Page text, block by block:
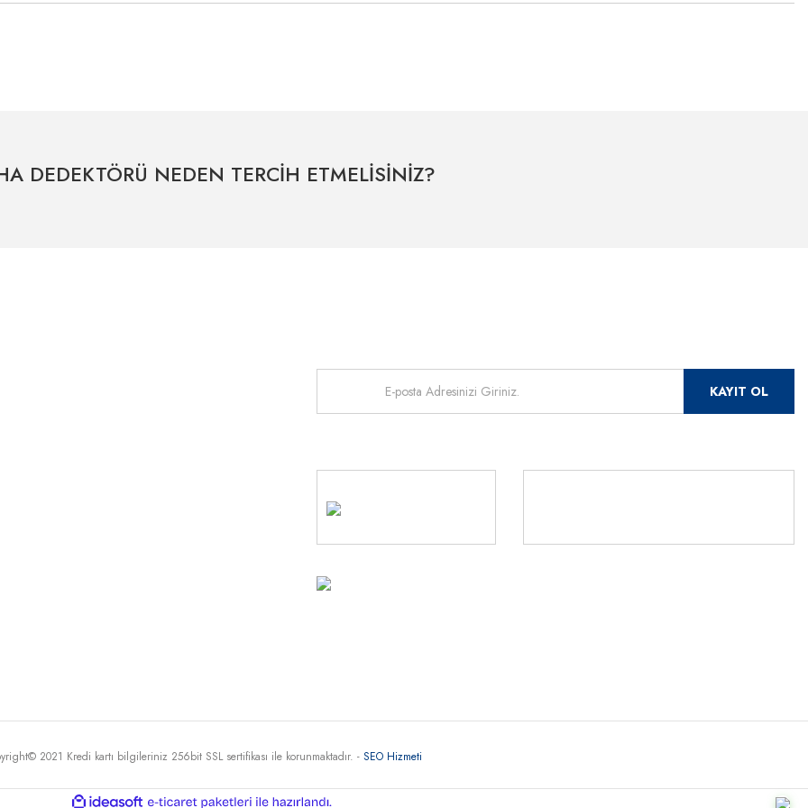
DEDEKTÖRÜ NEDEN TERCİH ETMELİSİNİZ?
KAYIT OL
2021 Kredi kartı bilgileriniz 256bit SSL sertifikası ile korunmaktadır. - SEO Hizmeti
ideasoft e-